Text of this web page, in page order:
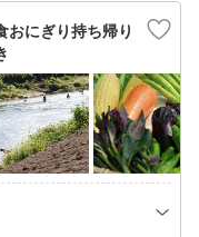
おにぎり持ち帰り